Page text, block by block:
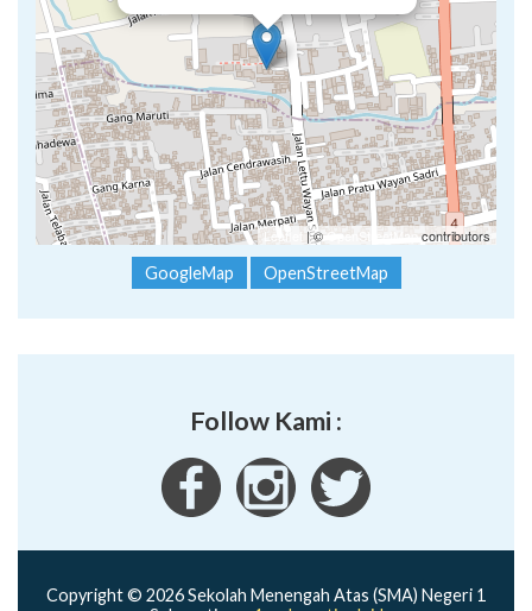
Leaflet | ©OpenStreetMap contributors
GoogleMap OpenStreetMap
Follow Kami :
Copyright © 2026 Sekolah Menengah Atas (SMA) Negeri 1